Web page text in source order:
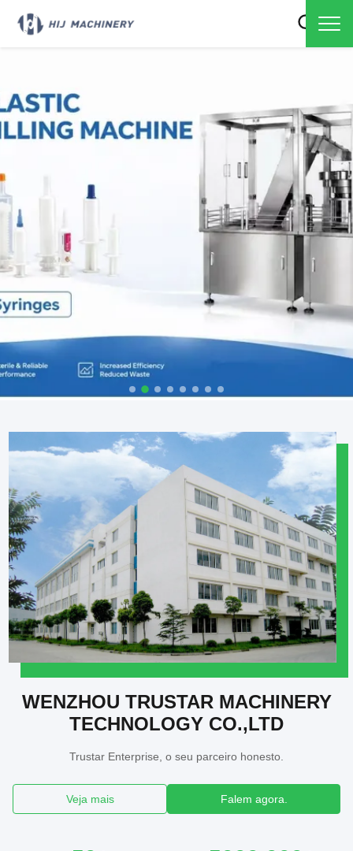
WENZHOU TRUSTAR MACHINERY
TECHNOLOGY CO.,LTD
Trustar Enterprise, o seu parceiro honesto.
Veja mais Falem agora.